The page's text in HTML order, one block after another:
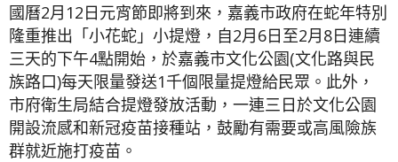
國曆2月12日元宵節即將到來，嘉義市政府在蛇年特別
隆重推出「小花蛇」小提燈，自2月6日至2月8日連續
三天的下午4點開始，於嘉義市文化公園(文化路與民
族路口)每天限量發送1千個限量提燈給民眾。此外，
市府衛生局結合提燈發放活動，一連三日於文化公園
開設流感和新冠疫苗接種站，鼓勵有需要或高風險族
群就近施打疫苗。